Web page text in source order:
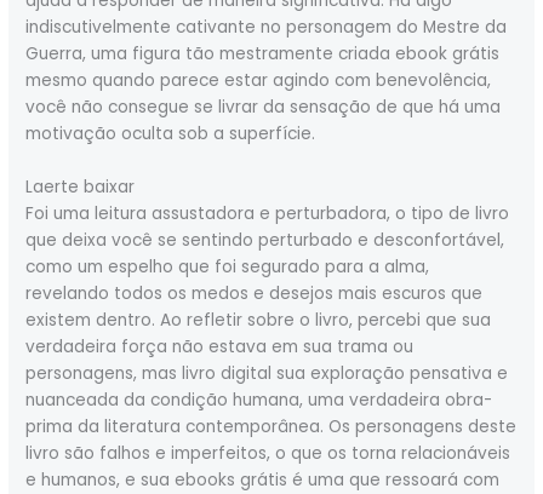
indiscutivelmente cativante no personagem do Mestre da
Guerra, uma figura tão mestramente criada ebook grátis
mesmo quando parece estar agindo com benevolência,
você não consegue se livrar da sensação de que há uma
motivação oculta sob a superfície.
Laerte baixar
Foi uma leitura assustadora e perturbadora, o tipo de livro
que deixa você se sentindo perturbado e desconfortável,
como um espelho que foi segurado para a alma,
revelando todos os medos e desejos mais escuros que
existem dentro. Ao refletir sobre o livro, percebi que sua
verdadeira força não estava em sua trama ou
personagens, mas livro digital sua exploração pensativa e
nuanceada da condição humana, uma verdadeira obra-
prima da literatura contemporânea. Os personagens deste
livro são falhos e imperfeitos, o que os torna relacionáveis
e humanos, e sua ebooks grátis é uma que ressoará com